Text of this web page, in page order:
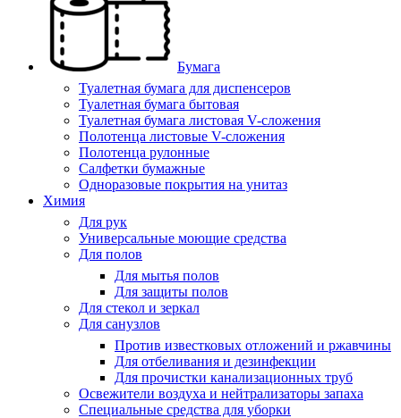
Бумага
Туалетная бумага для диспенсеров
Туалетная бумага бытовая
Туалетная бумага листовая V-сложения
Полотенца листовые V-сложения
Полотенца рулонные
Салфетки бумажные
Одноразовые покрытия на унитаз
Химия
Для рук
Универсальные моющие средства
Для полов
Для мытья полов
Для защиты полов
Для стекол и зеркал
Для санузлов
Против известковых отложений и ржавчины
Для отбеливания и дезинфекции
Для прочистки канализационных труб
Освежители воздуха и нейтрализаторы запаха
Специальные средства для уборки